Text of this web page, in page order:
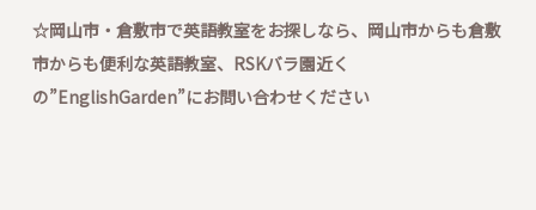
☆岡山市・倉敷市で英語教室をお探しなら、岡山市からも倉敷
市からも便利な英語教室、RSKバラ園近く
の”EnglishGarden”にお問い合わせください